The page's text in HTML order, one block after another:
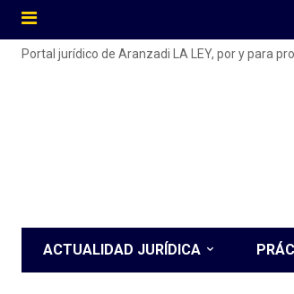
Portal jurídico de Aranzadi LA LEY, por y para
ACTUALIDAD JURÍDICA